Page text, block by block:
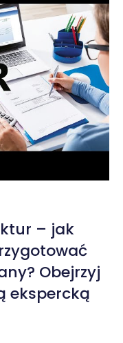
– jak
Obejrzyj
ekspercką